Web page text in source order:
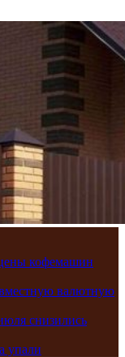
кофемашин
валютную
снизились
упали